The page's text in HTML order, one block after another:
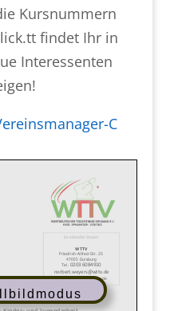
Kursnummern
findet Ihr in
Interessenten
C